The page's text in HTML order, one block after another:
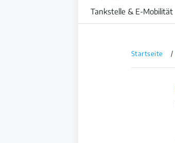
Tankstelle & E-Mobilität
Startseite